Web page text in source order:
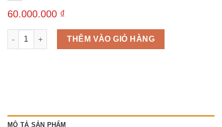
60.000.000 ₫
Thiết Bị Cô Đặc Chân Không số lượng
THÊM VÀO GIỎ HÀNG
MÔ TẢ SẢN PHẨM